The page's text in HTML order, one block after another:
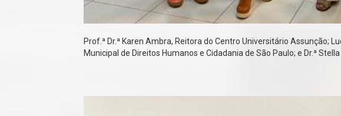
Prof.ª Dr.ª Karen Ambra, Reitora do Centro Universitário Assunção;
Municipal de Direitos Humanos e Cidadania de São Paulo; e Dr.ª